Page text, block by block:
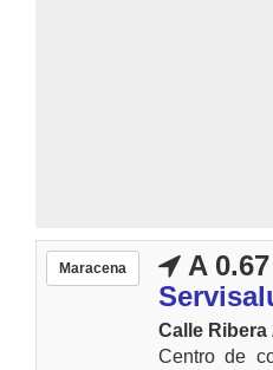
Maracena
A
Calle Ribera
Centro de